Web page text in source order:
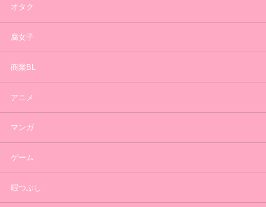
オタク
腐女子
商業BL
アニメ
マンガ
ゲーム
暇つぶし